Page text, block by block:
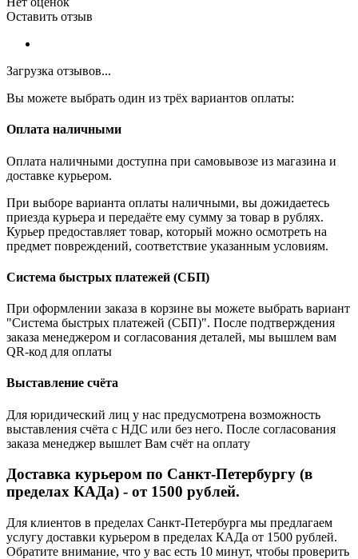
Оставить отзыв
Загрузка отзывов...
Вы можете выбрать один из трёх вариантов оплаты:
Оплата наличными
Оплата наличными доступна при самовывозе из магазина и
доставке курьером.
При выборе варианта оплаты наличными, вы дожидаетесь
приезда курьера и передаёте ему сумму за товар в рублях.
Курьер предоставляет товар, который можно осмотреть на
предмет повреждений, соответствие указанным условиям.
Система быстрых платежей (СБП)
При оформлении заказа в корзине вы можете выбрать вариант
"Система быстрых платежей (СБП)". После подтверждения
заказа менеджером и согласования деталей, мы вышлем вам
QR-код для оплаты
Выставление счёта
Для юридический лиц у нас предусмотрена возможность
выставления счёта с НДС или без него. После согласования
заказа менеджер вышлет Вам счёт на оплату
Доставка курьером по Санкт-Петербургу (в
пределах КАДа) - от 1500 рублей.
Для клиентов в пределах Санкт-Петербурга мы предлагаем
услугу доставки курьером в пределах КАДа от 1500 рублей.
Обратите внимание, что у вас есть 10 минут, чтобы проверить